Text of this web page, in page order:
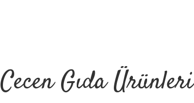
Cecen Gıda Ürünleri